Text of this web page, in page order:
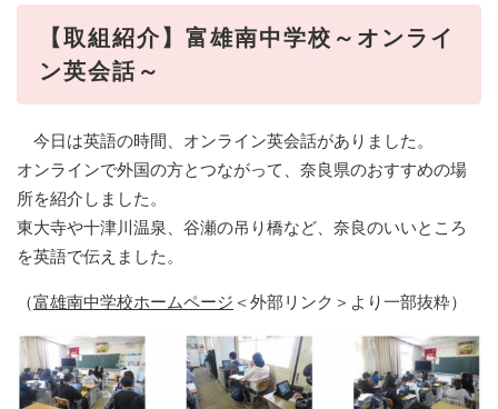
【取組紹介】富雄南中学校～オンライ
ン英会話～
今日は英語の時間、オンライン英会話がありました。
オンラインで外国の方とつながって、奈良県のおすすめの場
所を紹介しました。
東大寺や十津川温泉、谷瀬の吊り橋など、奈良のいいところ
を英語で伝えました。
（富雄南中学校ホームページ ＜外部リンク＞ より一部抜粋）